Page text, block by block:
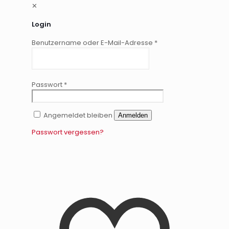
✕
Login
Benutzername oder E-Mail-Adresse *
Passwort *
Angemeldet bleiben Anmelden
Passwort vergessen?